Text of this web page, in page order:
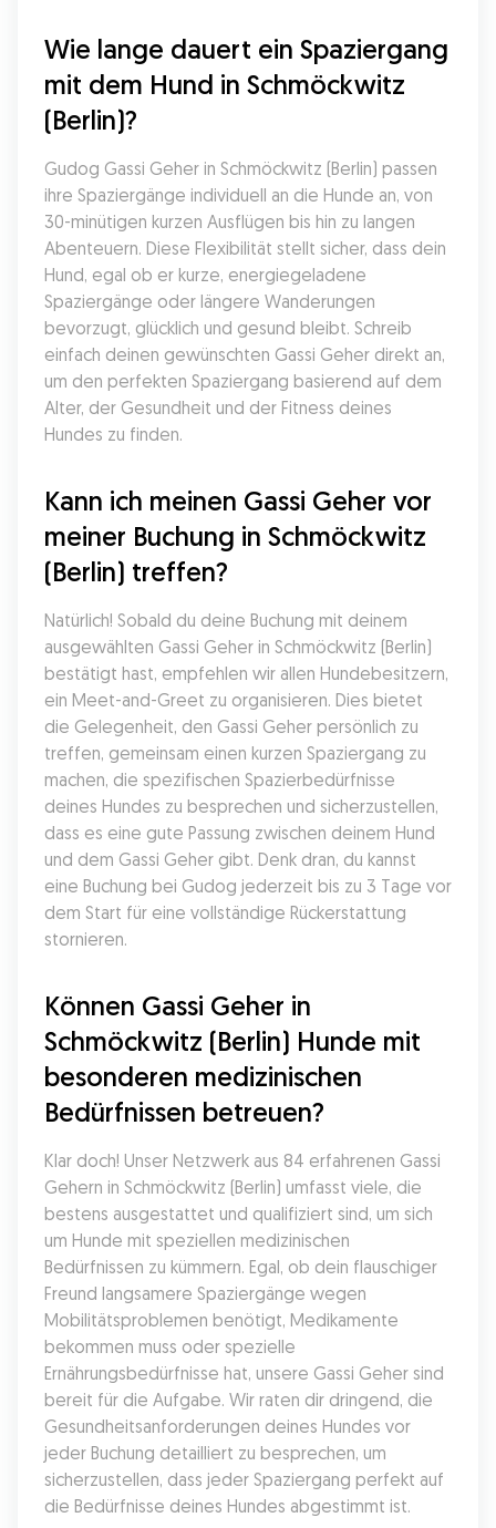
Wie lange dauert ein Spaziergang
mit dem Hund in Schmöckwitz
(Berlin)?
Gudog Gassi Geher in Schmöckwitz (Berlin) passen
ihre Spaziergänge individuell an die Hunde an, von
30-minütigen kurzen Ausflügen bis hin zu langen
Abenteuern. Diese Flexibilität stellt sicher, dass dein
Hund, egal ob er kurze, energiegeladene
Spaziergänge oder längere Wanderungen
bevorzugt, glücklich und gesund bleibt. Schreib
einfach deinen gewünschten Gassi Geher direkt an,
um den perfekten Spaziergang basierend auf dem
Alter, der Gesundheit und der Fitness deines
Hundes zu finden.
Kann ich meinen Gassi Geher vor
meiner Buchung in Schmöckwitz
(Berlin) treffen?
Natürlich! Sobald du deine Buchung mit deinem
ausgewählten Gassi Geher in Schmöckwitz (Berlin)
bestätigt hast, empfehlen wir allen Hundebesitzern,
ein Meet-and-Greet zu organisieren. Dies bietet
die Gelegenheit, den Gassi Geher persönlich zu
treffen, gemeinsam einen kurzen Spaziergang zu
machen, die spezifischen Spazierbedürfnisse
deines Hundes zu besprechen und sicherzustellen,
dass es eine gute Passung zwischen deinem Hund
und dem Gassi Geher gibt. Denk dran, du kannst
eine Buchung bei Gudog jederzeit bis zu 3 Tage vor
dem Start für eine vollständige Rückerstattung
stornieren.
Können Gassi Geher in
Schmöckwitz (Berlin) Hunde mit
besonderen medizinischen
Bedürfnissen betreuen?
Klar doch! Unser Netzwerk aus 84 erfahrenen Gassi
Gehern in Schmöckwitz (Berlin) umfasst viele, die
bestens ausgestattet und qualifiziert sind, um sich
um Hunde mit speziellen medizinischen
Bedürfnissen zu kümmern. Egal, ob dein flauschiger
Freund langsamere Spaziergänge wegen
Mobilitätsproblemen benötigt, Medikamente
bekommen muss oder spezielle
Ernährungsbedürfnisse hat, unsere Gassi Geher sind
bereit für die Aufgabe. Wir raten dir dringend, die
Gesundheitsanforderungen deines Hundes vor
jeder Buchung detailliert zu besprechen, um
sicherzustellen, dass jeder Spaziergang perfekt auf
die Bedürfnisse deines Hundes abgestimmt ist.